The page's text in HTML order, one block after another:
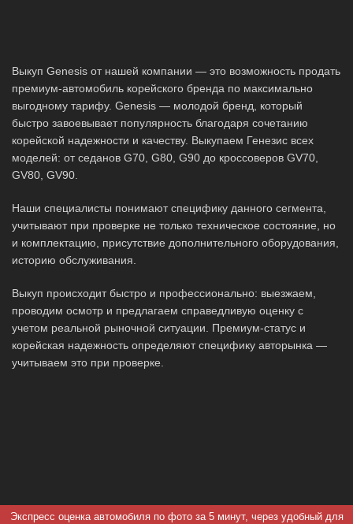
Выкуп Genesis от нашей компании — это возможность продать
премиум-автомобиль корейского бренда по максимально
выгодному тарифу. Genesis — молодой бренд, который
быстро завоевывает популярность благодаря сочетанию
корейской надежности и качеству. Выкупаем Генезис всех
моделей: от седанов G70, G80, G90 до кроссоверов GV70,
GV80, GV90.
Наши специалисты понимают специфику данного сегмента,
учитывают при проверке не только техническое состояние, но
и комплектацию, присутствие дополнительного оборудования,
историю обслуживания.
Выкуп происходит быстро и профессионально: выезжаем,
проводим осмотр и предлагаем справедливую оценку с
учетом реальной рыночной ситуации. Премиум-статус и
корейская надежность определяют специфику авторынка —
учитываем это при проверке.
Экспресс оценка автомобиля по фото за 5 минут, через удобный для